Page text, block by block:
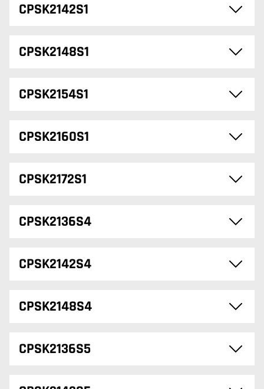
CPSK2142S1
CPSK2148S1
CPSK2154S1
CPSK2160S1
CPSK2172S1
CPSK2136S4
CPSK2142S4
CPSK2148S4
CPSK2136S5